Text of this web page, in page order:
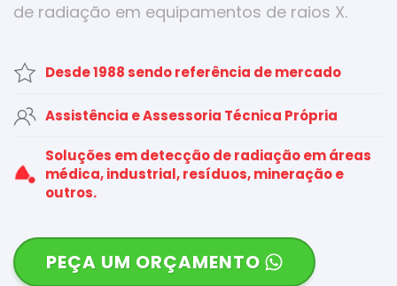
de radiação em equipamentos de raios X.
Desde 1988 sendo referência de mercado
Assistência e Assessoria Técnica Própria
Soluções em detecção de radiação em áreas
médica, industrial, resíduos, mineração e
outros.
PEÇA UM ORÇAMENTO